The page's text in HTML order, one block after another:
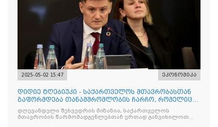
2025-05-02 15:47 ეკონომიკა
დიდიე ტღებიუკი - საქართველოს მთავრობასთან
გაფორმდება თანამშრომლობის ჩარჩო, რომელიც
იქნება მნიშვნელოვ
დღევანდელი შეხვედრის მიზანია, საქართველოს
მთავრობის წარმომადგენლებთან ერთად განვიხილოთ